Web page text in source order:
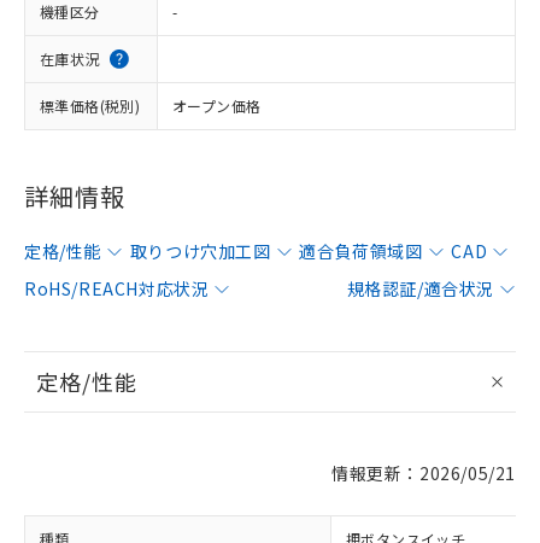
機種区分 -
在庫状況
標準価格(税別) オープン価格
詳細情報
定格/性能 取りつけ穴加工図 適合負荷領域図
CAD
RoHS/REACH対応状況
規格認証/適合状況
定格/性能
情報更新：2026/05/21
種類 押ボタンスイッチ